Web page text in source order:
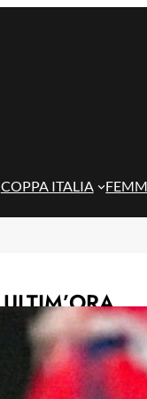
COPPA ITALIA
ULTIM’ORA
Il
Scaglione